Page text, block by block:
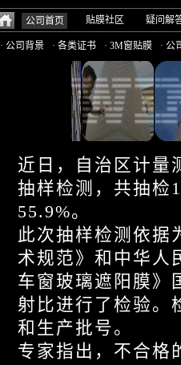
公司首页 贴膜社区 疑问解
· 公司背景 · 各类证书 · 3M窗贴膜 · 公
近日，自治区计量
抽样检测，共抽检
55.9%。
此次抽样检测依据
术规范》和中华人
车窗玻璃遮阳膜》
射比进行了检验。
和生产批号。
专家指出，不合格